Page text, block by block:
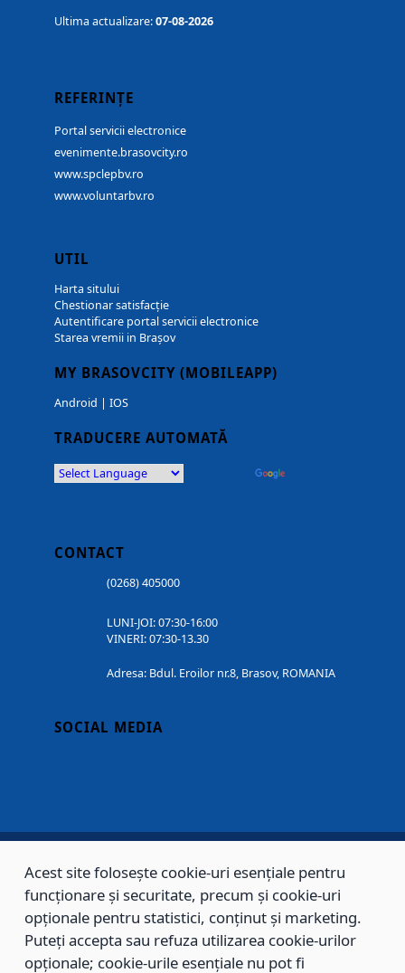
Ultima actualizare:07-08-2026
REFERINȚE
Portal servicii electronice
evenimente.brasovcity.ro
www.spclepbv.ro
www.voluntarbv.ro
UTIL
Harta sitului
Chestionar satisfacție
Autentificare portal servicii electronice
Starea vremii in Brașov
MY BRASOVCITY (MOBILEAPP)
Android | IOS
TRADUCERE AUTOMATĂ
CONTACT
(0268) 405000
LUNI-JOI: 07:30-16:00
VINERI: 07:30-13.30
Adresa: Bdul. Eroilor nr.8, Brasov, ROMANIA
SOCIAL MEDIA
Copyright © 2002 - 2026 - PRIMĂRIA MUNICIPIULUI BRAȘOV, toate drepturile
rezervate.
Sitemap Contact
Acest site folosește cookie-uri esențiale pentru
funcționare și securitate, precum și cookie-uri
opționale pentru statistici, conținut și marketing.
Puteți accepta sau refuza utilizarea cookie-urilor
opționale; cookie-urile esențiale nu pot fi